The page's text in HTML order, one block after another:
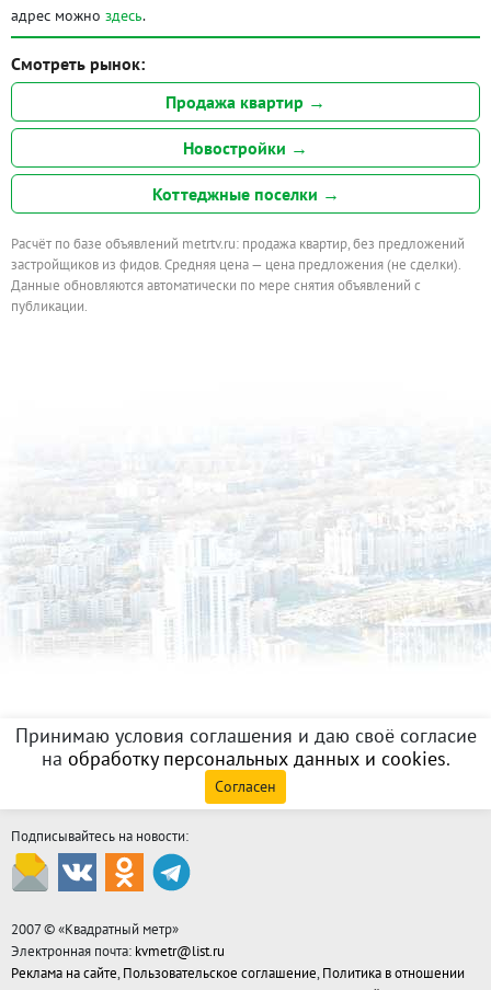
адрес можно здесь.
Смотреть рынок:
Продажа квартир →
Новостройки →
Коттеджные поселки →
Расчёт по базе объявлений metrtv.ru: продажа квартир, без предложений
застройщиков из фидов. Средняя цена — цена предложения (не сделки).
Данные обновляются автоматически по мере снятия объявлений с
публикации.
Принимаю условия соглашения и даю своё согласие
на обработку персональных данных и cookies.
Согласен
Подписывайтесь на новости:
2007 © «Квадратный метр»
Электронная почта: kvmetr@list.ru
Реклама на сайте, Пользовательское соглашение, Политика в отношении